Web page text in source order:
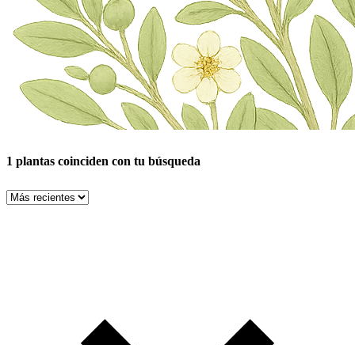
1 plantas coinciden con tu búsqueda